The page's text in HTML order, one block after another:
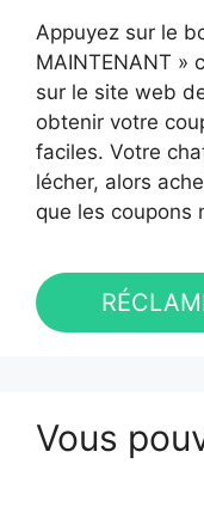
Appuyez sur le
MAINTENANT »
sur le site web
obtenir votre
faciles. Votre
lécher, alors
que les coupons
Vous